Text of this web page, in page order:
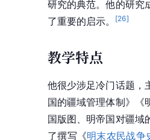
研究的典范。他的研究
了重要的启示。
[26]
教学特点
他很少涉足冷门话题，
国的疆域管理体制》
国版图、明帝国对疆域
了撰写《明末农民战争